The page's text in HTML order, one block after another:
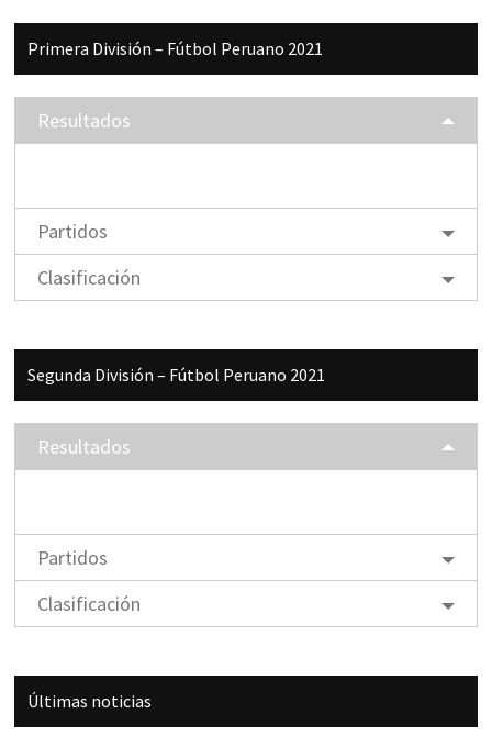
Barra
lateral
principal
Primera División – Fútbol Peruano 2021
Resultados
Partidos
Clasificación
Segunda División – Fútbol Peruano 2021
Resultados
Partidos
Clasificación
Últimas noticias